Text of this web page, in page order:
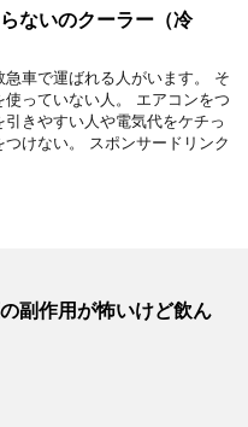
ないのクーラー（冷
急車で運ばれる人がいます。 そ
っていない人。 エアコンをつ
きやすい人や電気代をケチっ
けない。 スポンサードリンク
副作用が怖いけど飲ん